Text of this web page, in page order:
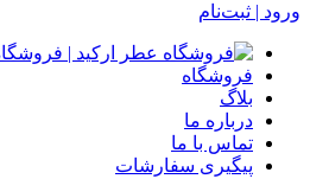
ورود | ثبت‌نام
فروشگاه
بلاگ
درباره ما
تماس با ما
پیگیری سفارشات